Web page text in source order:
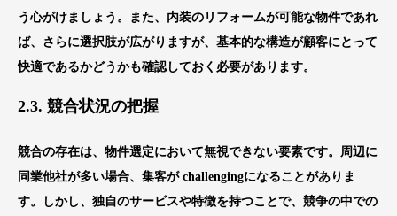
う心がけましょう。また、内装のリフォームが可能な物件であれ
ば、さらに選択肢が広がりますが、基本的な構造が顧客にとって
快適であるかどうかも確認しておく必要があります。
2.3. 競合状況の把握
競合の存在は、物件選定において無視できない要素です。周辺に
同業他社が多い場合、集客が challengingになることがありま
す。しかし、独自のサービスや特徴を持つことで、競争の中での